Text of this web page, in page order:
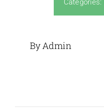
Categories:
By Admin